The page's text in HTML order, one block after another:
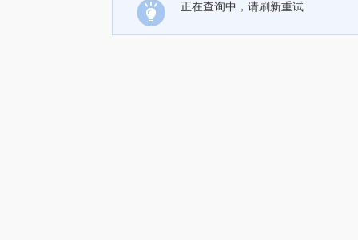
正在查询中，请刷新重试